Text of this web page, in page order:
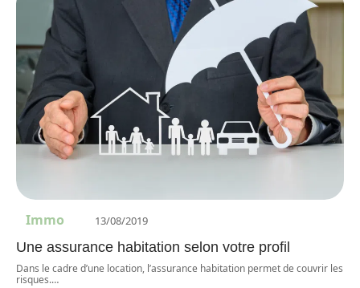
Immo 13/08/2019
Une assurance habitation selon votre profil
Dans le cadre d’une location, l’assurance habitation permet de couvrir les
risques.…